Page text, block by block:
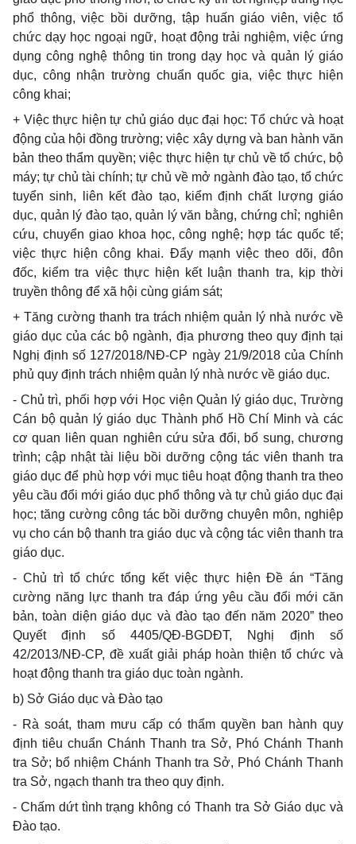
phổ thông, việc bồi dưỡng, tập huấn giáo viên, việc tổ
chức dạy học ngoại ngữ, hoạt động trải nghiệm, việc ứng
dụng công nghệ thông tin trong dạy học và quản lý giáo
dục, công nhận trường chuẩn quốc gia, việc thực hiện
công khai;
+ Việc thực hiện tự chủ giáo dục đại học: Tổ chức và hoạt
động của hội đồng trường; việc xây dựng và ban hành văn
bản theo thẩm quyền; việc thực hiện tự chủ về tổ chức, bộ
máy; tự chủ tài chính; tự chủ về mở ngành đào tạo, tổ chức
tuyển sinh, liên kết đào tạo, kiểm định chất lượng giáo
dục, quản lý đào tạo, quản lý văn bằng, chứng chỉ; nghiên
cứu, chuyển giao khoa học, công nghệ; hợp tác quốc tế;
việc thực hiện công khai. Đẩy mạnh việc theo dõi, đôn
đốc, kiểm tra việc thực hiện kết luận thanh tra, kịp thời
truyền thông để xã hội cùng giám sát;
+ Tăng cường thanh tra trách nhiệm quản lý nhà nước về
giáo dục của các bộ ngành, địa phương theo quy định tại
Nghị định số 127/2018/NĐ-CP ngày 21/9/2018 của Chính
phủ quy định trách nhiệm quản lý nhà nước về giáo dục.
- Chủ trì, phối hợp với Học viện Quản lý giáo dục, Trường
Cán bộ quản lý giáo dục Thành phố Hồ Chí Minh và các
cơ quan liên quan nghiên cứu sửa đổi, bổ sung, chương
trình; cập nhật tài liệu bồi dưỡng cộng tác viên thanh tra
giáo dục để phù hợp với mục tiêu hoạt động thanh tra theo
yêu cầu đổi mới giáo dục phổ thông và tự chủ giáo dục đại
học; tăng cường công tác bồi dưỡng chuyên môn, nghiệp
vụ cho cán bộ thanh tra giáo dục và cộng tác viên thanh tra
giáo dục.
- Chủ trì tổ chức tổng kết việc thực hiện Đề án “Tăng
cường năng lực thanh tra đáp ứng yêu cầu đổi mới căn
bản, toàn diện giáo dục và đào tạo đến năm 2020” theo
Quyết định số 4405/QĐ-BGDĐT, Nghị định số
42/2013/NĐ-CP, đề xuất giải pháp hoàn thiện tổ chức và
hoạt động thanh tra giáo dục toàn ngành.
b) Sở Giáo dục và Đào tạo
- Rà soát, tham mưu cấp có thẩm quyền ban hành quy
định tiêu chuẩn Chánh Thanh tra Sở, Phó Chánh Thanh
tra Sở; bổ nhiệm Chánh Thanh tra Sở, Phó Chánh Thanh
tra Sở, ngạch thanh tra theo quy định.
- Chấm dứt tình trạng không có Thanh tra Sở Giáo dục và
Đào tạo.